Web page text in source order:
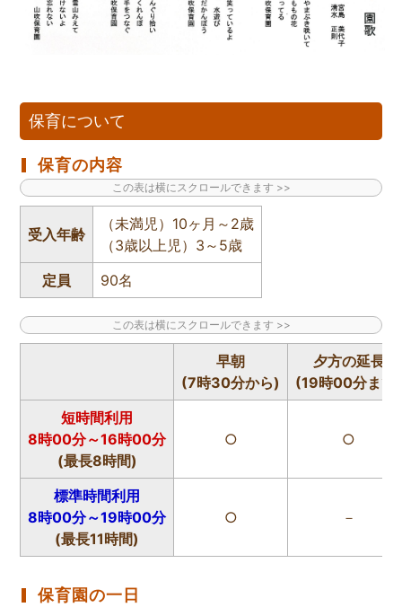
保育について
保育の内容
受入年齢
（未満児）10ヶ月～2歳
（3歳以上児）3～5歳
定員
90名
早朝
(7時30分から)
夕方の延長
(19時00分まで)
短時間利用
8時00分～16時00分
(最長8時間)
○ ○
標準時間利用
8時00分～19時00分
(最長11時間)
○ －
保育園の一日